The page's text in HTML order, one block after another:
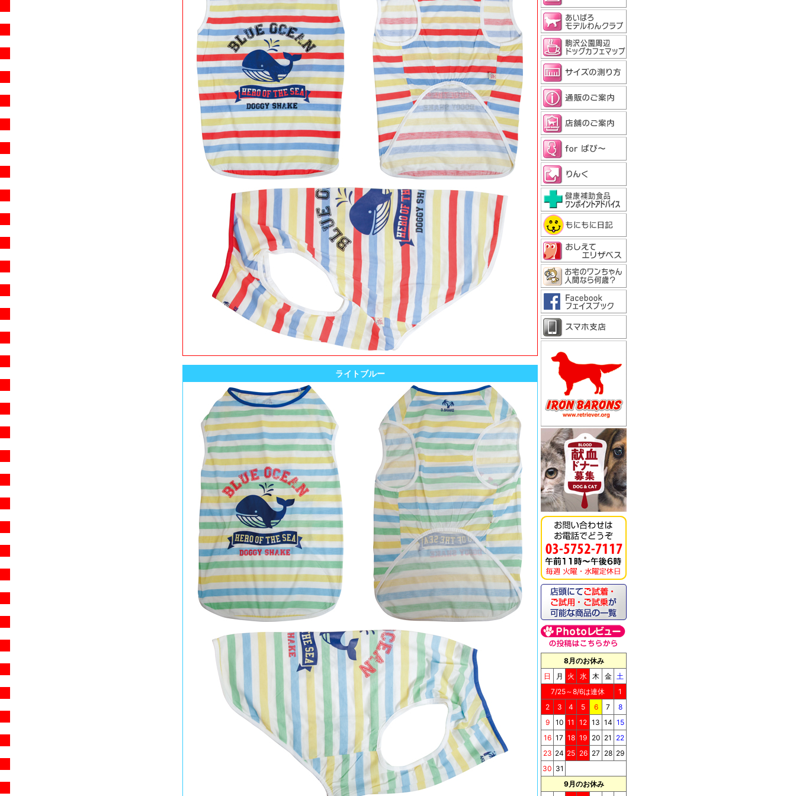
ライトブルー
8月のお休み
日
月 火 水 木 金 土
7/25～8/6は連休
1
2
3 4 5 6 7
8
9
10 11 12 13 14 15
16 17 18 19 20 21
22
23 24 25 26 27 28 29
30 31
9月のお休み